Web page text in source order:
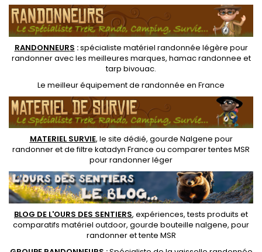
RANDONNEURS :spécialiste matériel randonnée légère pour
randonner avec les meilleures marques, hamac randonnee et
tarp bivouac.
Le meilleur équipement de randonnée en France
MATERIEL SURVIE, le site dédié, gourde Nalgene pour
randonneret defiltre katadyn France ou comparer tentes MSR
pour randonner léger
BLOG DE L'OURS DES SENTIERS, expériences, tests produits et
comparatifs matériel outdoor, gourde bouteille nalgene, pour
randonner ettente MSR